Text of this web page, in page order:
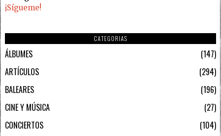
¡Sígueme!
CATEGORIAS
ÁLBUMES
147
ARTÍCULOS
294
BALEARES
196
CINE Y MÚSICA
27
CONCIERTOS
104